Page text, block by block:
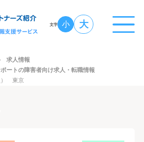
文字 小 大
求人情報
ートの障害者向け求人・転職情報
） 東京